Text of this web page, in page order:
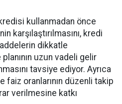
kullanmadan önce
karşılaştırılmasını, kredi
dikkatle
uzun vadeli gelir
tavsiye ediyor. Ayrıca
oranlarının düzenli takip
verilmesine katkı